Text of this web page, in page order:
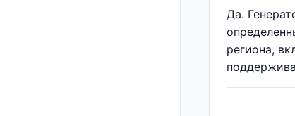
Да.
региона,